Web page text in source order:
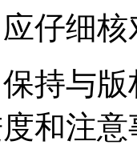
仔细
持与
和注